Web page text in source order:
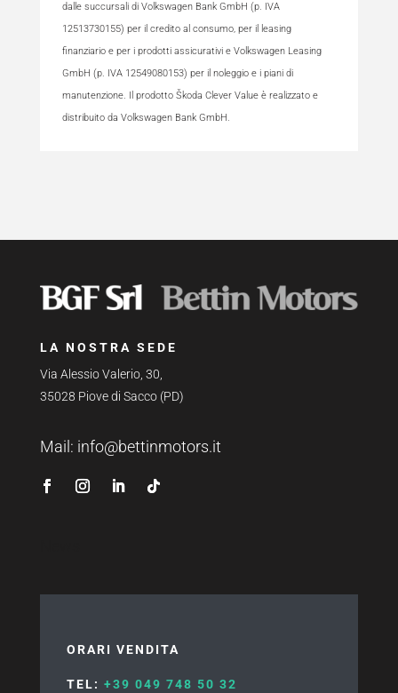
dalle succursali di Volkswagen Bank GmbH (p. IVA
12513730155) per il credito al consumo, per il leasing
finanziario e per i prodotti assicurativi e Volkswagen Leasing
GmbH (p. IVA 12549080153) per il noleggio e i piani di
manutenzione. Il prodotto Škoda Clever Value è realizzato e
distribuito da Volkswagen Bank GmbH.
LA NOSTRA SEDE
Via Alessio Valerio, 30,
35028 Piove di Sacco (PD)
Mail: info@bettinmotors.it
ORARI VENDITA
TEL: +39 049 748 50 32